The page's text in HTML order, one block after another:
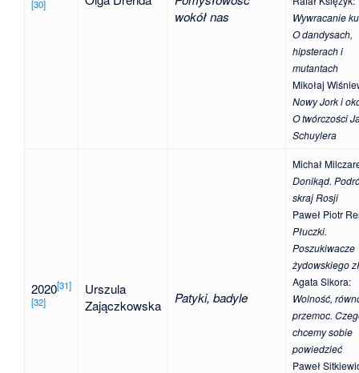
[30]
wokół nas
Wywracanie
O dandysach,
hipsterach i
mutantach
Mikołaj
Nowy Jork i
O twórczości
Schuylera
2020[31]
[32]
Urszula
Zajączkowska
Patyki, badyle
Michał
Donikąd.
skraj Rosji
Paweł Piotr
Płuczki.
Poszukiwacze
żydowskiego
Agata Sikora:
Wolność,
przemoc.
chcemy sobie
powiedzieć
Paweł